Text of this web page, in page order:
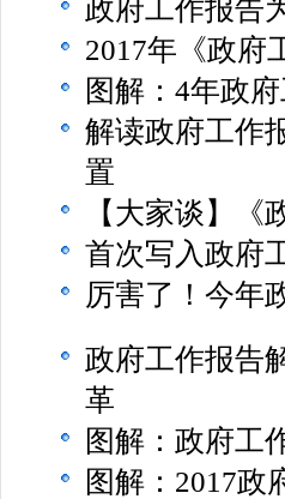
政府工作报告
2017年《政府
图解：4年政
解读政府工作
置
【大家谈】
首次写入政府
厉害了！今年
政府工作报告
革
图解：政府工
图解：2017政